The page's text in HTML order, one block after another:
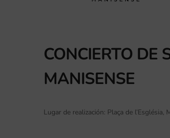
CONCIERTO DE
MANISENSE
Lugar de realización: Plaça de l’Església,